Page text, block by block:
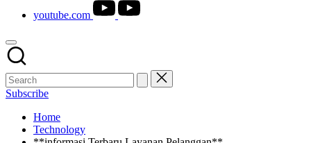
youtube.com
Subscribe
Home
Technology